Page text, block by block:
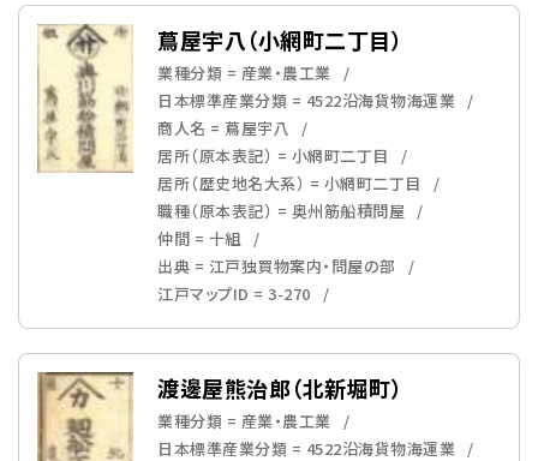
蔦屋宇八（小網町二丁目）
業種分類 = 産業・農工業
日本標準産業分類 = 4522沿海貨物海運業
商人名 = 蔦屋宇八
居所（原本表記） = 小網町二丁目
居所（歴史地名大系） = 小網町二丁目
職種（原本表記） = 奥州筋船積問屋
仲間 = 十組
出典 = 江戸独買物案内・問屋の部
江戸マップID = 3-270
渡邊屋熊治郎（北新堀町）
業種分類 = 産業・農工業
日本標準産業分類 = 4522沿海貨物海運業